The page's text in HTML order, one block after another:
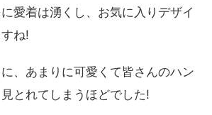
愛着は湧くし、お気に入りデザイ
ね!
、あまりに可愛くて皆さんのハン
とれてしまうほどでした!